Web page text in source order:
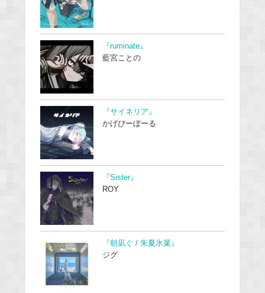
『ruminate』
藍宮ことの
『サイネリア』
かげぴーぼーる
『Sister』
ROY
『朝凪ぐ / 朱夏氷菓』
ジグ